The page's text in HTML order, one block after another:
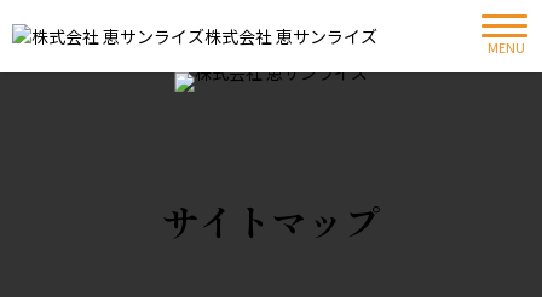
株式会社 恵サンライズ MENU
サイトマップ